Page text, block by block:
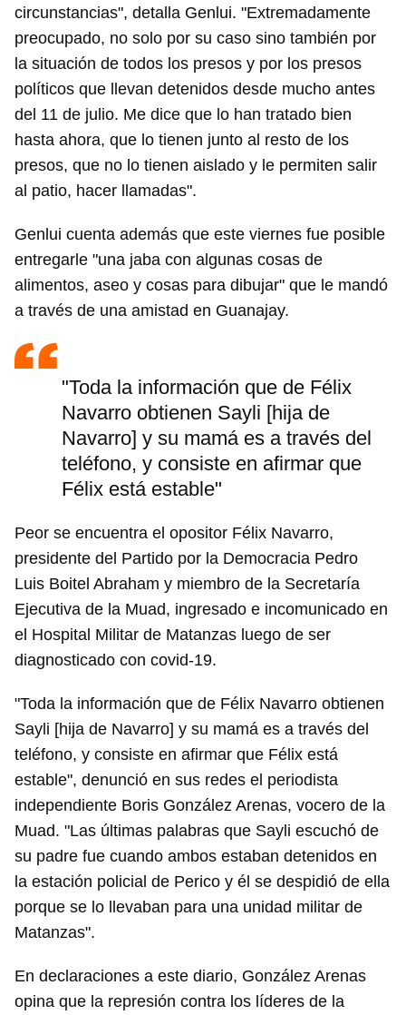
circunstancias", detalla Genlui. "Extremadamente
preocupado, no solo por su caso sino también por
la situación de todos los presos y por los presos
políticos que llevan detenidos desde mucho antes
del 11 de julio. Me dice que lo han tratado bien
hasta ahora, que lo tienen junto al resto de los
presos, que no lo tienen aislado y le permiten salir
al patio, hacer llamadas".
Genlui cuenta además que este viernes fue posible
entregarle "una jaba con algunas cosas de
alimentos, aseo y cosas para dibujar" que le mandó
a través de una amistad en Guanajay.
"Toda la información que de Félix
Navarro obtienen Sayli [hija de
Navarro] y su mamá es a través del
teléfono, y consiste en afirmar que
Félix está estable"
Peor se encuentra el opositor Félix Navarro,
presidente del Partido por la Democracia Pedro
Luis Boitel Abraham y miembro de la Secretaría
Ejecutiva de la Muad, ingresado e incomunicado en
el Hospital Militar de Matanzas luego de ser
diagnosticado con covid-19.
"Toda la información que de Félix Navarro obtienen
Sayli [hija de Navarro] y su mamá es a través del
teléfono, y consiste en afirmar que Félix está
estable", denunció en sus redes el periodista
independiente Boris González Arenas, vocero de la
Muad. "Las últimas palabras que Sayli escuchó de
su padre fue cuando ambos estaban detenidos en
la estación policial de Perico y él se despidió de ella
porque se lo llevaban para una unidad militar de
Matanzas".
En declaraciones a este diario, González Arenas
opina que la represión contra los líderes de la